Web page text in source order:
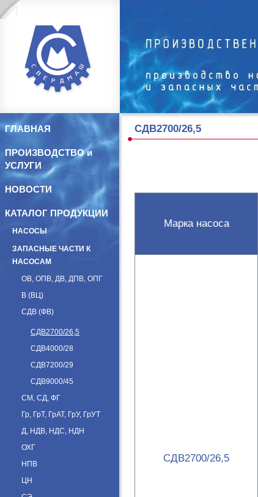
ГЛАВНАЯ
ПРОИЗВОДСТВО и
УСЛУГИ
НОВОСТИ
КАТАЛОГ ПРОДУКЦИИ
НАСОСЫ
ЗАПАСНЫЕ ЧАСТИ К
НАСОСАМ
ОВ, ОПВ, ДВ, ДПВ, ОПГ
В (ВЦ)
СДВ (ФВ)
СДВ2700/26,5
СДВ4000/28
СДВ7200/29
СДВ9000/45
СМ, СД, ФГ
Гр, ГрТ, ГрАТ, ГрУ, ГрУТ
Д, НДВ, НДС, НДН
ОХГ
НПВ
ЦН
СДВ2700/26,5
Марка насоса
СДВ2700/26,5